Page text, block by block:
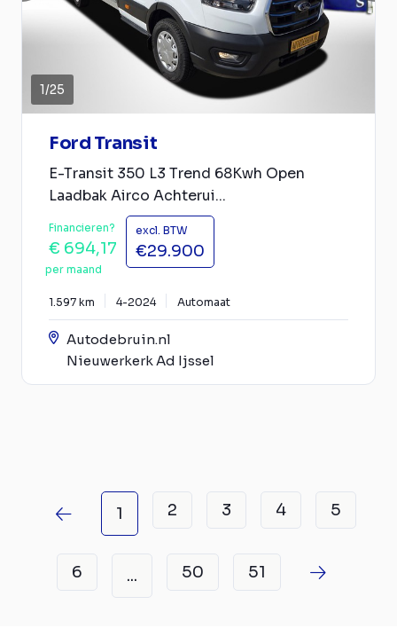
1/25
Ford Transit
E-Transit 350 L3 Trend 68Kwh Open
Laadbak Airco Achterui...
Financieren?
€ 694,17
per maand
excl. BTW
€29.900
1.597 km 4-2024 Automaat
Autodebruin.nl
Nieuwerkerk Ad Ijssel
1 2 3 4 5
6 ... 50 51